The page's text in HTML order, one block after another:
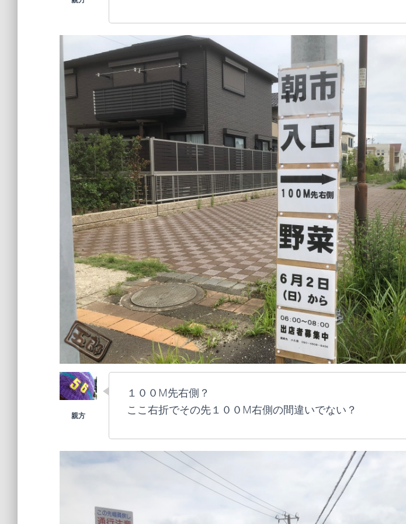
１００M先右側？
ここ右折でその先１００M右側の間違いでない？